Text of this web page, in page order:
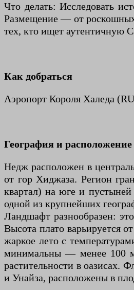
Что делать: Исследовать
Размещение — от роскошных
тех, кто ищет аутентичную
Как добраться
Аэропорт Короля Халеда
География и расположение
Недж расположен в
от гор Хиджаза. Регион
квартал) на юге и
одной из крупнейших
Ландшафт разнообразен:
Высота плато варьируется
жаркое лето с
минимальны — менее 100
растительности в оазисах.
и Унайза, расположены в